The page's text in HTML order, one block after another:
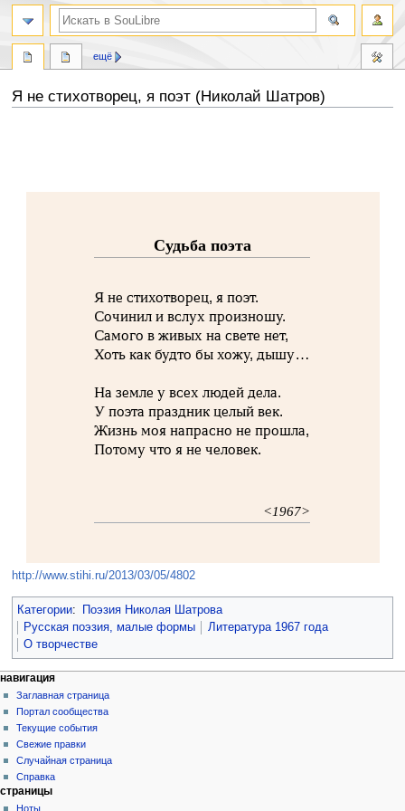
Я не стихотворец, я поэт (Николай Шатров)
Судьба поэта
Я не стихотворец, я поэт.
Сочинил и вслух произношу.
Самого в живых на свете нет,
Хоть как будто бы хожу, дышу…
На земле у всех людей дела.
У поэта праздник целый век.
Жизнь моя напрасно не прошла,
Потому что я не человек.
<1967>
http://www.stihi.ru/2013/03/05/4802
Категории:
Поэзия Николая Шатрова
Русская поэзия, малые формы
Литература 1967 года
О творчестве
ещё
навигация
Заглавная страница
Портал сообщества
Текущие события
Свежие правки
Случайная страница
Справка
страницы
Ноты